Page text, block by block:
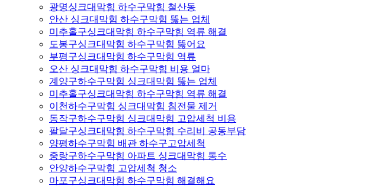
광명싱크대막힘 하수구막힘 철산동
안산 싱크대막힘 하수구막힘 뚫는 업체
미추홀구싱크대막힘 하수구막힘 역류 해결
도봉구싱크대막힘 하수구막힘 뚫어요
부평구싱크대막힘 하수구막힘 역류
오산 싱크대막힘 하수구막힘 비용 얼마
계양구하수구막힘 싱크대막힘 뚫는 업체
미추홀구싱크대막힘 하수구막힘 역류 해결
이천하수구막힘 싱크대막힘 침전물 제거
동작구하수구막힘 싱크대막힘 고압세척 비용
팔달구싱크대막힘 하수구막힘 수리비 공동부담
양평하수구막힘 배관 하수구고압세척
중랑구하수구막힘 아파트 싱크대막힘 통수
안양하수구막힘 고압세척 청소
마포구싱크대막힘 하수구막힘 해결해요